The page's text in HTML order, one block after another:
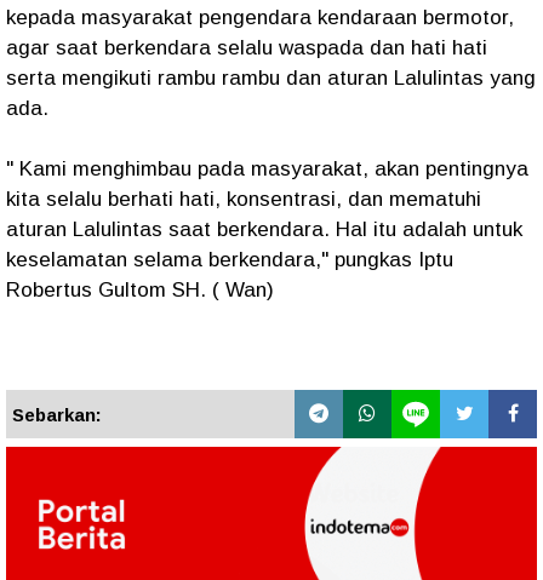
kepada masyarakat pengendara kendaraan bermotor,
agar saat berkendara selalu waspada dan hati hati
serta mengikuti rambu rambu dan aturan Lalulintas yang
ada.
" Kami menghimbau pada masyarakat, akan pentingnya
kita selalu berhati hati, konsentrasi, dan mematuhi
aturan Lalulintas saat berkendara. Hal itu adalah untuk
keselamatan selama berkendara," pungkas Iptu
Robertus Gultom SH. ( Wan)
Sebarkan: